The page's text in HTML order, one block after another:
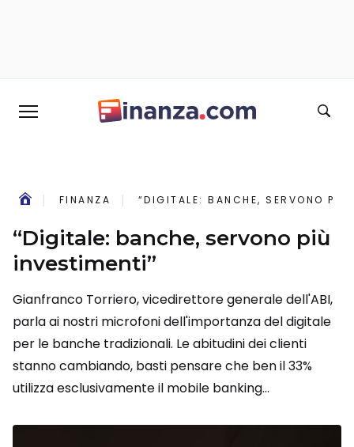
FINANZA “DIGITALE: BANCHE, SERVONO PIÙ
“Digitale: banche, servono più
investimenti”
Gianfranco Torriero, vicedirettore generale dell'ABI,
parla ai nostri microfoni dell'importanza del digitale
per le banche tradizionali. Le abitudini dei clienti
stanno cambiando, basti pensare che ben il 33%
utilizza esclusivamente il mobile banking...